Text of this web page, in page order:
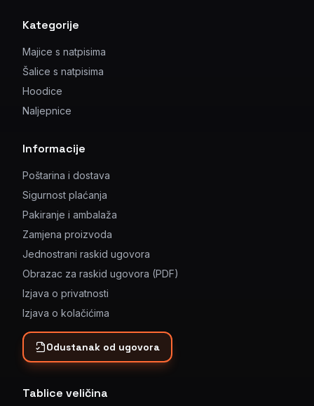
Kategorije
Majice s natpisima
Šalice s natpisima
Hoodice
Naljepnice
Informacije
Poštarina i dostava
Sigurnost plaćanja
Pakiranje i ambalaža
Zamjena proizvoda
Jednostrani raskid ugovora
Obrazac za raskid ugovora (PDF)
Izjava o privatnosti
Izjava o kolačićima
Odustanak od ugovora
Tablice veličina